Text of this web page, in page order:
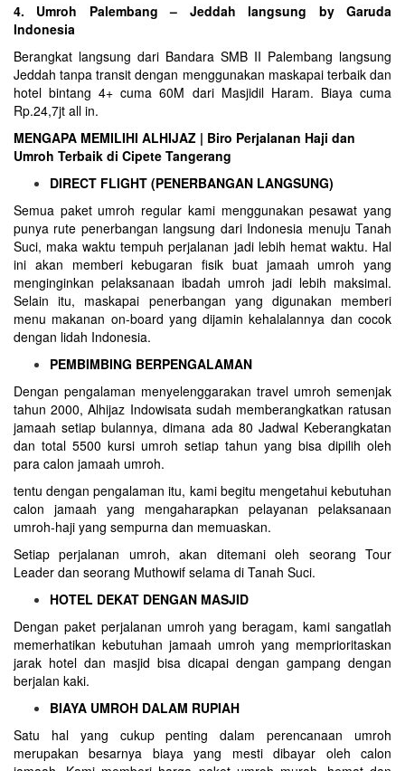
4. Umroh Palembang – Jeddah langsung by Garuda
Indonesia
Berangkat langsung dari Bandara SMB II Palembang langsung
Jeddah tanpa transit dengan menggunakan maskapai terbaik dan
hotel bintang 4+ cuma 60M dari Masjidil Haram. Biaya cuma
Rp.24,7jt all in.
MENGAPA MEMILIHI ALHIJAZ | Biro Perjalanan Haji dan
Umroh Terbaik di Cipete Tangerang
DIRECT FLIGHT (PENERBANGAN LANGSUNG)
Semua paket umroh regular kami menggunakan pesawat yang
punya rute penerbangan langsung dari Indonesia menuju Tanah
Suci, maka waktu tempuh perjalanan jadi lebih hemat waktu. Hal
ini akan memberi kebugaran fisik buat jamaah umroh yang
menginginkan pelaksanaan ibadah umroh jadi lebih maksimal.
Selain itu, maskapai penerbangan yang digunakan memberi
menu makanan on-board yang dijamin kehalalannya dan cocok
dengan lidah Indonesia.
PEMBIMBING BERPENGALAMAN
Dengan pengalaman menyelenggarakan travel umroh semenjak
tahun 2000, Alhijaz Indowisata sudah memberangkatkan ratusan
jamaah setiap bulannya, dimana ada 80 Jadwal Keberangkatan
dan total 5500 kursi umroh setiap tahun yang bisa dipilih oleh
para calon jamaah umroh.
tentu dengan pengalaman itu, kami begitu mengetahui kebutuhan
calon jamaah yang mengaharapkan pelayanan pelaksanaan
umroh-haji yang sempurna dan memuaskan.
Setiap perjalanan umroh, akan ditemani oleh seorang Tour
Leader dan seorang Muthowif selama di Tanah Suci.
HOTEL DEKAT DENGAN MASJID
Dengan paket perjalanan umroh yang beragam, kami sangatlah
memerhatikan kebutuhan jamaah umroh yang memprioritaskan
jarak hotel dan masjid bisa dicapai dengan gampang dengan
berjalan kaki.
BIAYA UMROH DALAM RUPIAH
Satu hal yang cukup penting dalam perencanaan umroh
merupakan besarnya biaya yang mesti dibayar oleh calon